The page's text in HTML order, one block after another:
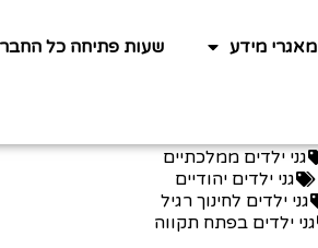
מאגרי מידע שעות פתיחה כל
גני ילדים ממלכתיים
גני ילדים יהודיים
גני ילדים לחינוך רגיל
גני ילדים בפתח תקווה